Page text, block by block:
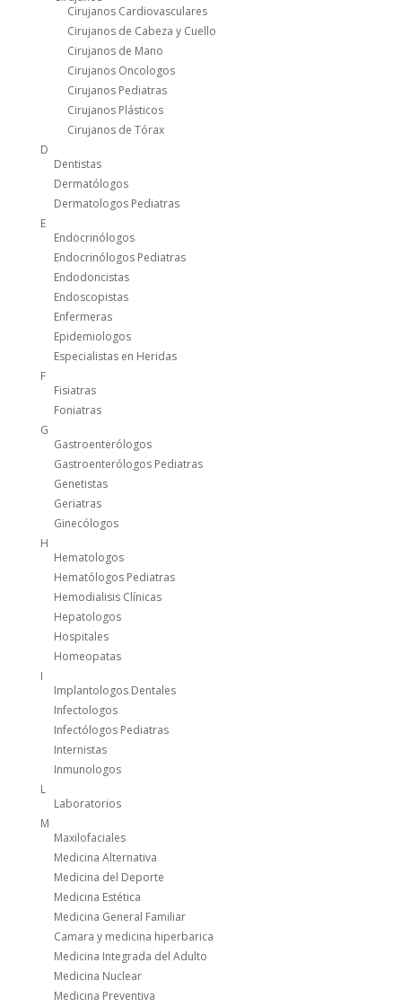
Cirujanos Cardiovasculares
Cirujanos de Cabeza y Cuello
Cirujanos de Mano
Cirujanos Oncologos
Cirujanos Pediatras
Cirujanos Plásticos
Cirujanos de Tórax
D
Dentistas
Dermatólogos
Dermatologos Pediatras
E
Endocrinólogos
Endocrinólogos Pediatras
Endodoncistas
Endoscopistas
Enfermeras
Epidemiologos
Especialistas en Heridas
F
Fisiatras
Foniatras
G
Gastroenterólogos
Gastroenterólogos Pediatras
Genetistas
Geriatras
Ginecólogos
H
Hematologos
Hematólogos Pediatras
Hemodialisis Clínicas
Hepatologos
Hospitales
Homeopatas
I
Implantologos Dentales
Infectologos
Infectólogos Pediatras
Internistas
Inmunologos
L
Laboratorios
M
Maxilofaciales
Medicina Alternativa
Medicina del Deporte
Medicina Estética
Medicina General Familiar
Camara y medicina hiperbarica
Medicina Integrada del Adulto
Medicina Nuclear
Medicina Preventiva